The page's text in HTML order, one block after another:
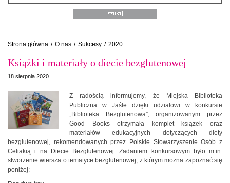
Strona główna / O nas / Sukcesy / 2020
Książki i materiały o diecie bezglutenowej
18 sierpnia 2020
Z radością informujemy, że Miejska Biblioteka
Publiczna w Jaśle dzięki udziałowi w konkursie
„Biblioteka Bezglutenowa”, organizowanym przez
Good Books otrzymała komplet książek oraz
materiałów edukacyjnych dotyczących diety
bezglutenowej, rekomendowanych przez Polskie Stowarzyszenie Osób z
Celiakią i na Diecie Bezglutenowej. Zadaniem konkursowym było m.in.
stworzenie wiersza o tematyce bezglutenowej, z którym można zapoznać się
poniżej: